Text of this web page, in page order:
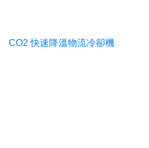
CO2 快速降溫物流冷卻機